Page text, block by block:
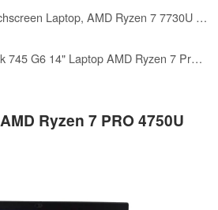
Dell 15 Touchscreen Laptop, AMD Ryzen 7 7730U (Beats i7-1355U), 16GB RAM, 512GB NVMe SSD, Windows 11 Pro, 15.6" FHD IPS, Copilot AI, Type-C, HDMI, Black, 2026 Model
HP Elitebook 745 G6 14" Laptop AMD Ryzen 7 Pro-3700U 16GB 256GB SSD W11P (Renewed)
Ryzen 7 PRO 4750U